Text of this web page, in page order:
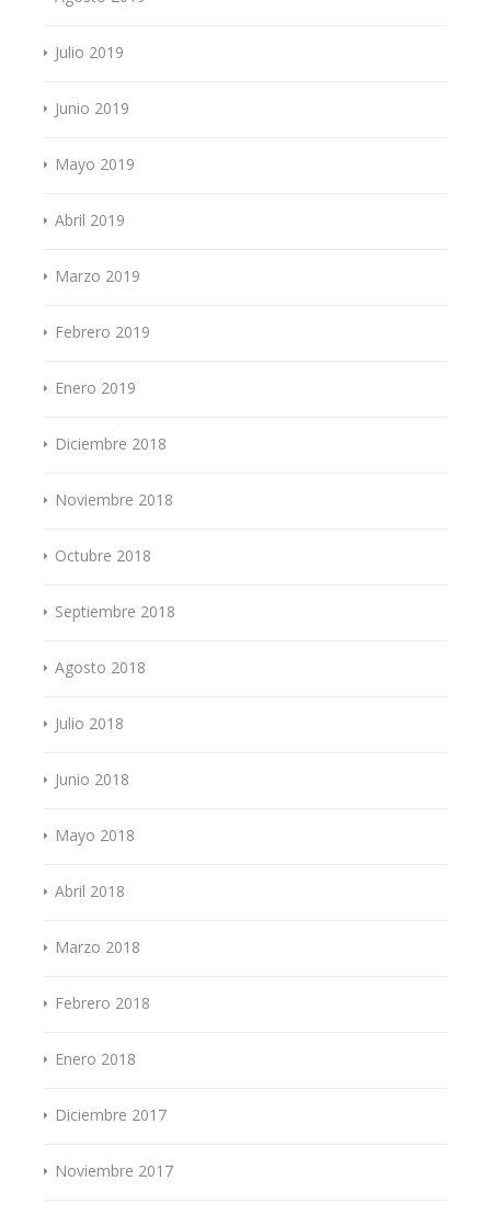
Julio 2019
Junio 2019
Mayo 2019
Abril 2019
Marzo 2019
Febrero 2019
Enero 2019
Diciembre 2018
Noviembre 2018
Octubre 2018
Septiembre 2018
Agosto 2018
Julio 2018
Junio 2018
Mayo 2018
Abril 2018
Marzo 2018
Febrero 2018
Enero 2018
Diciembre 2017
Noviembre 2017